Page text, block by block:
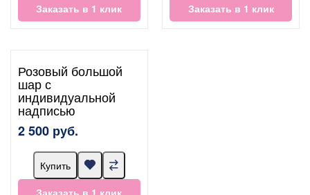
Заказать в 1 клик
Заказать в 1 клик
Розовый большой
шар с
индивидуальной
надписью
2 500 руб.
Купить
Заказать в 1 клик